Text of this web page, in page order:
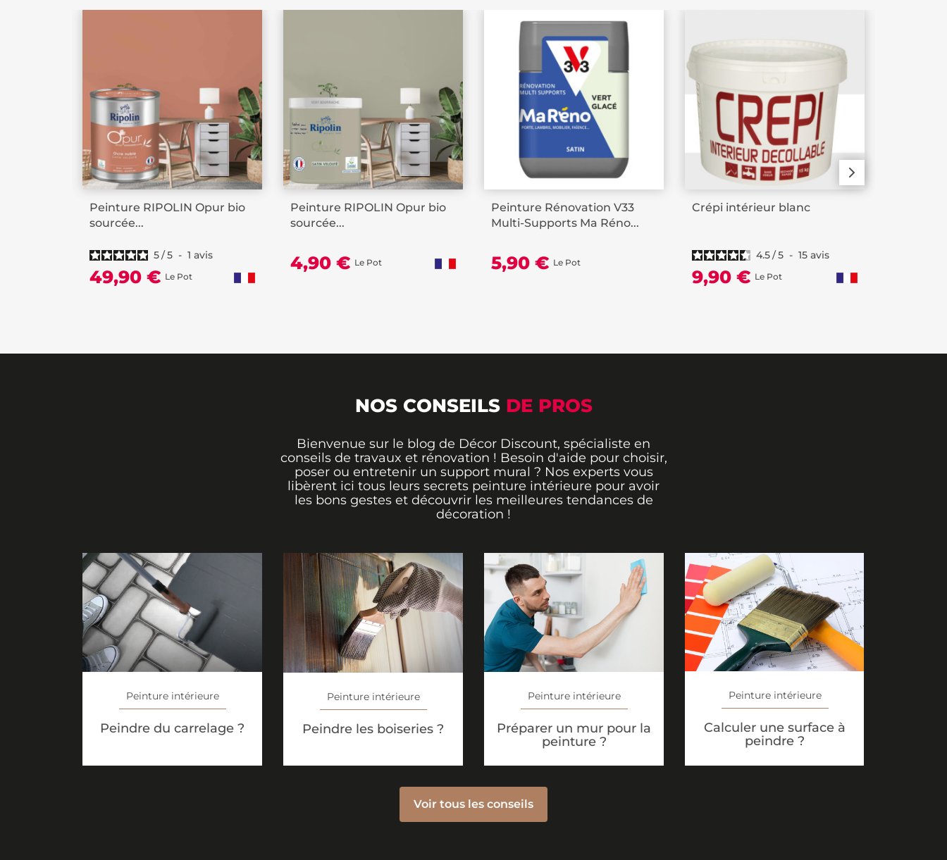
Peinture RIPOLIN Opur bio
sourcée...
5/5 - 1 avis
49,90 € Le Pot
Peinture RIPOLIN Opur bio
sourcée...
4,90 € Le Pot
Peinture Rénovation V33
Multi-Supports Ma Réno...
5,90 € Le Pot
Crépi intérieur blanc
4.5/5 - 15 avis
9,90 € Le Pot
NOS CONSEILS DE PROS
Bienvenue sur le blog de Décor Discount, spécialiste en
conseils de travaux et rénovation ! Besoin d'aide pour choisir,
poser ou entretenir un support mural ? Nos experts vous
libèrent ici tous leurs secrets peinture intérieure pour avoir
les bons gestes et découvrir les meilleures tendances de
décoration !
Peinture intérieure
Peindre du carrelage ?
Peinture intérieure
Peindre les boiseries ?
Peinture intérieure
Préparer un mur pour la
peinture ?
Peinture intérieure
Calculer une surface à
peindre ?
Voir tous les conseils